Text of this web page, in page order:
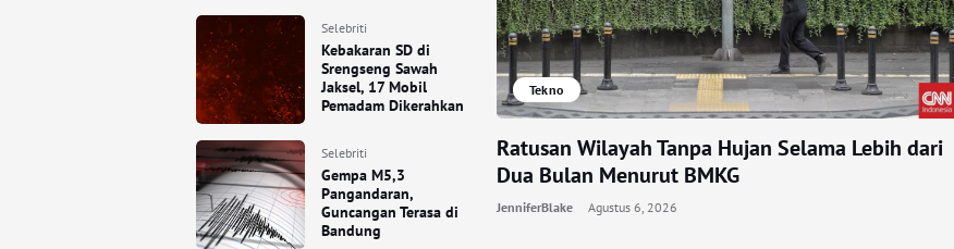
Selebriti
Kebakaran SD di
Srengseng Sawah
Jaksel, 17 Mobil
Pemadam Dikerahkan
Selebriti
Gempa M5,3
Pangandaran,
Guncangan Terasa di
Bandung
Tekno
Ratusan Wilayah Tanpa Hujan Selama Lebih dari
Dua Bulan Menurut BMKG
JenniferBlake Agustus 6, 2026